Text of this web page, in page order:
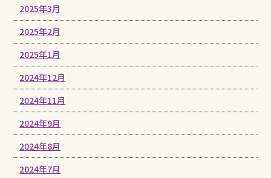
2025年3月
2025年2月
2025年1月
2024年12月
2024年11月
2024年9月
2024年8月
2024年7月